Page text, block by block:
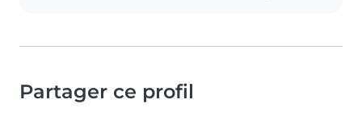
Partager ce profil